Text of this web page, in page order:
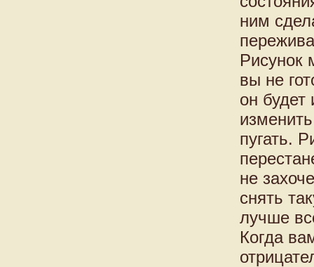
ним
Рисунок
вы не
он будет
пугать.
не
снять
лучше
Когда